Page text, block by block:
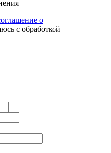
о
с обработкой